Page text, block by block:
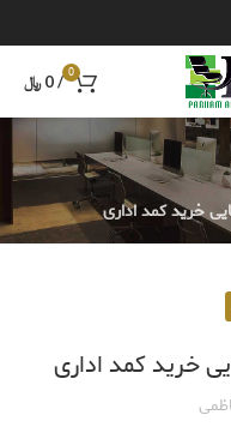
0
/
0 ﷼
خرید کمد اداری
خرید کمد اداری